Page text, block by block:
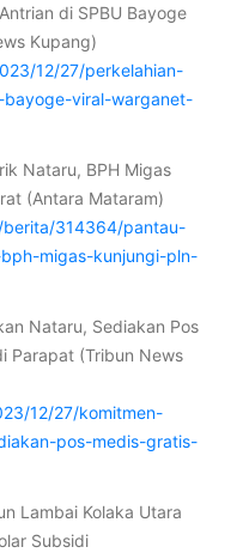
di SPBU Bayoge
Kupang)
12/27/perkelahian-
viral-warganet-
Nataru, BPH Migas
(Antara Mataram)
314364/pantau-
migas-kunjungi-pln-
Nataru, Sediakan Pos
Parapat (Tribun News
12/27/komitmen-
pos-medis-gratis-
Lambai Kolaka Utara
Subsidi